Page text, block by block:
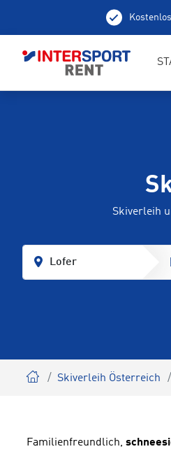
Skiverleih
Lofer
Skiverleih Österreich
Familienfreundlich,